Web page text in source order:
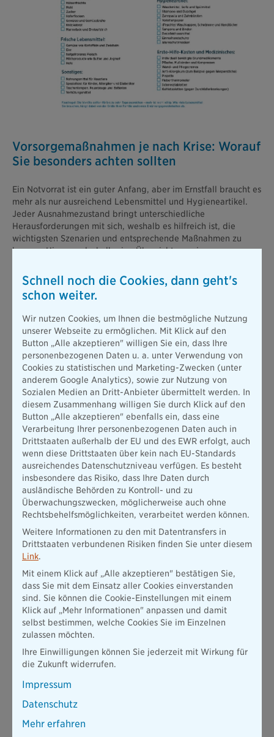
Vorsorgemaßnahmen je nach Krise: Worauf
Sie besonders achten sollten
Ein Notvorrat ist ein guter Anfang, aber im Ernstfall braucht es
mehr als nur ausreichend Lebensmittel und Hygieneartikel.
Jeder Ausnahmezustand bringt unterschiedliche
Herausforderungen mit sich, weshalb es hilfreich ist, die
wichtigsten Szenarien und entsprechende Maßnahmen zu
kennen. Hier nun deshalb eine Übersicht, was in
1. Naturkatastrophen: Sicher durch
Überschwemmungen, Hochwasser und Stürme
Nach heftigen Regenfällen drohen Flüsse über die Ufer zu
treten und Sturmböen können Dächer beschädigen. Für solche
Notsituation ist eine Krisenvorsorge sinnvoll:
Schutz des Eigentums: Lagern Sie wichtige Gegenstände in
höheren Stockwerken und halten Sie mobile
Hochwassersperren bereit.
Notfalltasche: Packen Sie eine Tasche mit
Ausweisdokumenten, Notfallmedikamenten, Wasser und
Verpflegung für 1–2 Tage.
Evakuierungsplan: Besprechen Sie Fluchtrouten und
Sammelpunkte mit der Familie.
2. Wenn der Strom ausfällt: Gut vorbereitet durch
Energiekrisen
Stromausfall
und Kochmöglichkeiten für unbestimmte Zeit ausfallen. In
solchen Situationen ist es gut, einige Alternativen zur Hand zu
haben:
Alternative Licht- und Wärmequellen: Halten Sie zur
Vorsorge Kerzen, Taschenlampen, Batterien und
gegebenenfalls mobile Heizgeräte bereit.
Notkochmöglichkeiten: Lagern Sie Lebensmittel, die auch
ohne Kochen verzehrt werden können, und prüfen Sie
Optionen wie Campingkocher oder Brennpaste.
Wasservorrat: Legen Sie ausreichend Trinkwasser an, da bei
längeren Krisenfällen wie einem Stromausfall die
3. Keine leeren Regale: So überstehen Sie
Schnell noch die Cookies, dann geht's
schon weiter.
Wir nutzen Cookies, um Ihnen die bestmögliche Nutzung
unserer Webseite zu ermöglichen. Mit Klick auf den
Button „Alle akzeptieren" willigen Sie ein, dass Ihre
personenbezogenen Daten u. a. unter Verwendung von
Cookies zu statistischen und Marketing-Zwecken (unter
anderem Google Analytics), sowie zur Nutzung von
Sozialen Medien an Dritt-Anbieter übermittelt werden. In
diesem Zusammenhang willigen Sie durch Klick auf den
Button „Alle akzeptieren" ebenfalls ein, dass eine
Verarbeitung Ihrer personenbezogenen Daten auch in
Drittstaaten außerhalb der EU und des EWR erfolgt, auch
wenn diese Drittstaaten über kein nach EU-Standards
ausreichendes Datenschutzniveau verfügen. Es besteht
insbesondere das Risiko, dass Ihre Daten durch
ausländische Behörden zu Kontroll- und zu
Überwachungszwecken, möglicherweise auch ohne
Rechtsbehelfsmöglichkeiten, verarbeitet werden können.
Weitere Informationen zu den mit Datentransfers in
Drittstaaten verbundenen Risiken finden Sie unter diesem
Link.
Mit einem Klick auf „Alle akzeptieren" bestätigen Sie,
dass Sie mit dem Einsatz aller Cookies einverstanden
sind. Sie können die Cookie-Einstellungen mit einem
Klick auf „Mehr Informationen" anpassen und damit
selbst bestimmen, welche Cookies Sie im Einzelnen
zulassen möchten.
Ihre Einwilligungen können Sie jederzeit mit Wirkung für
die Zukunft widerrufen.
Impressum
Datenschutz
Mehr erfahren